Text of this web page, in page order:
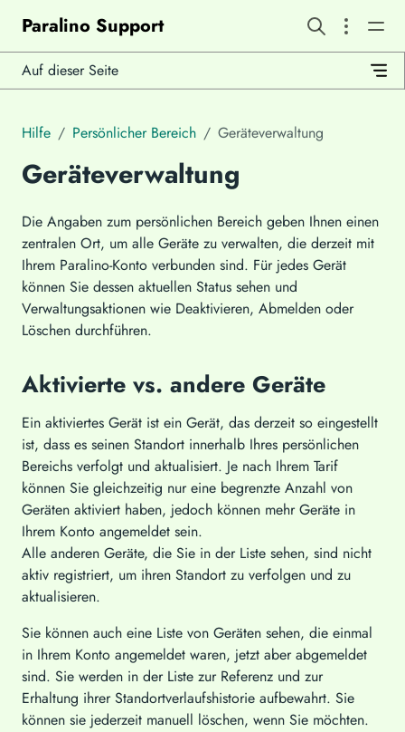
Paralino Support
Auf dieser Seite
Hilfe Persönlicher Bereich Geräteverwaltung
Geräteverwaltung
Die Angaben zum persönlichen Bereich geben Ihnen einen
zentralen Ort, um alle Geräte zu verwalten, die derzeit mit
Ihrem Paralino-Konto verbunden sind. Für jedes Gerät
können Sie dessen aktuellen Status sehen und
Verwaltungsaktionen wie Deaktivieren, Abmelden oder
Löschen durchführen.
Aktivierte vs. andere Geräte
Ein aktiviertes Gerät ist ein Gerät, das derzeit so eingestellt
ist, dass es seinen Standort innerhalb Ihres persönlichen
Bereichs verfolgt und aktualisiert. Je nach Ihrem Tarif
können Sie gleichzeitig nur eine begrenzte Anzahl von
Geräten aktiviert haben, jedoch können mehr Geräte in
Ihrem Konto angemeldet sein.
Alle anderen Geräte, die Sie in der Liste sehen, sind nicht
aktiv registriert, um ihren Standort zu verfolgen und zu
aktualisieren.
Sie können auch eine Liste von Geräten sehen, die einmal
in Ihrem Konto angemeldet waren, jetzt aber abgemeldet
sind. Sie werden in der Liste zur Referenz und zur
Erhaltung ihrer Standortverlaufshistorie aufbewahrt. Sie
können sie jederzeit manuell löschen, wenn Sie möchten.